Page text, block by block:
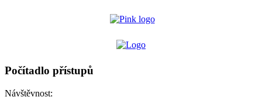
Počítadlo přístupů
Návštěvnost: